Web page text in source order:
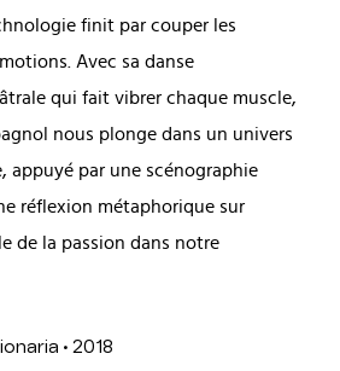
finit par couper les
Avec sa danse
qui fait vibrer chaque muscle,
nous plonge dans un univers
appuyé par une scénographie
réflexion métaphorique sur
de la passion dans notre
• 2018